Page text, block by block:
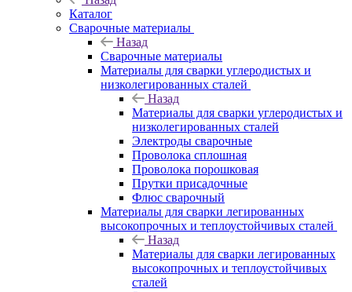
Каталог
Сварочные материалы
Назад
Сварочные материалы
Материалы для сварки углеродистых и
низколегированных сталей
Назад
Материалы для сварки углеродистых и
низколегированных сталей
Электроды сварочные
Проволока сплошная
Проволока порошковая
Прутки присадочные
Флюс сварочный
Материалы для сварки легированных
высокопрочных и теплоустойчивых сталей
Назад
Материалы для сварки легированных
высокопрочных и теплоустойчивых
сталей